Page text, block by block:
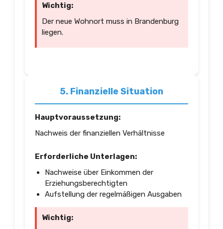
Wichtig:
Der neue Wohnort muss in Brandenburg
liegen.
5. Finanzielle Situation
Hauptvoraussetzung:
Nachweis der finanziellen Verhältnisse
Erforderliche Unterlagen:
Nachweise über Einkommen der
Erziehungsberechtigten
Aufstellung der regelmäßigen Ausgaben
Wichtig: